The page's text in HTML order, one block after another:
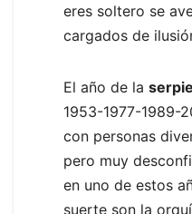
eres soltero se
cargados de
El año de la
1953-1977-1989-
con personas
pero muy
en uno de estos
suerte son la